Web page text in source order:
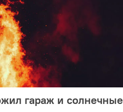
гараж и солнечные